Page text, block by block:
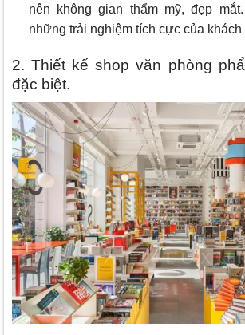
nên không gian thẩm mỹ, đẹp
những trải nghiệm tích cực của khách
2. Thiết kế shop văn phòng
đặc biệt.